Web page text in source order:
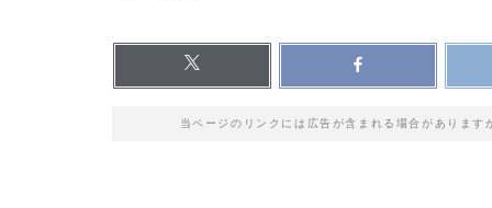
当ページのリンクには広告が含まれる場合がありま